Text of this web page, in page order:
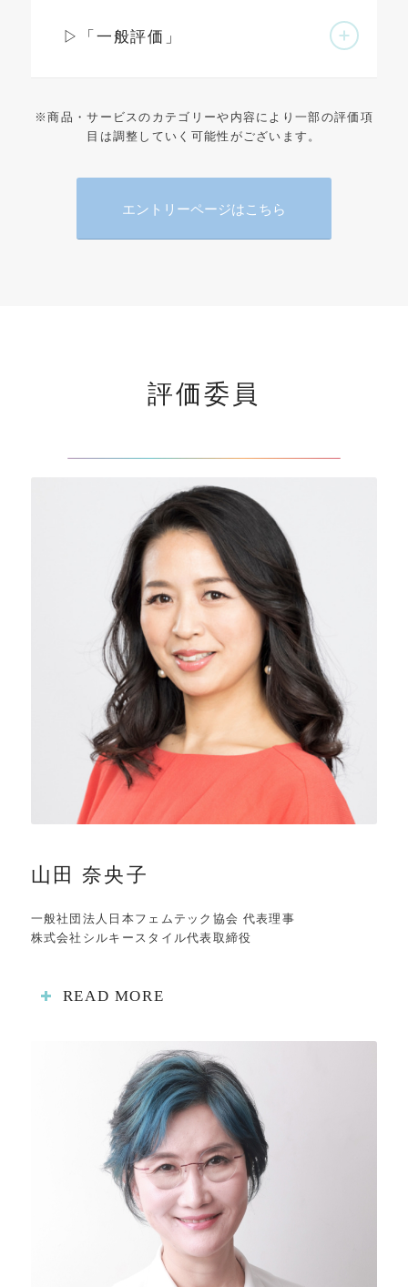
▷「一般評価」
※商品・サービスのカテゴリーや内容により一部の評価項
目は調整していく可能性がございます。
エントリーページはこちら
評価委員
山田 奈央子
一般社団法人日本フェムテック協会 代表理事
株式会社シルキースタイル代表取締役
READ MORE